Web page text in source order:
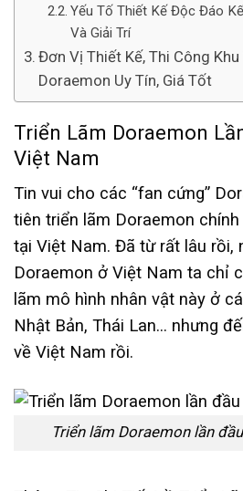
Yếu Tố Thiết Kế Độc Đáo
Và Giải Trí
Đơn Vị Thiết Kế, Thi Công
Doraemon Uy Tín, Giá Tốt
Triển Lãm Doraemon
Việt Nam
Tin vui cho các “fan cứng”
tiên triển lãm Doraemon
tại Việt Nam. Đã từ rất lâu rồi,
Doraemon ở Việt Nam ta chỉ
lãm mô hình nhân vật này ở
Nhật Bản, Thái Lan… nhưng
về Việt Nam rồi.
Triển lãm Doraemon lần